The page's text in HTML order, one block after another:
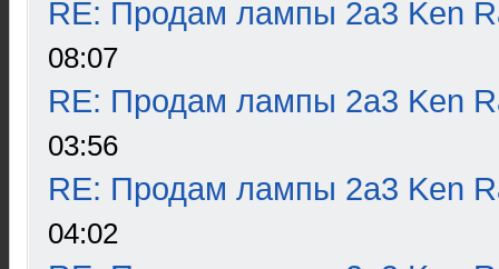
RE: Продам лампы 2а3 Ken
08:07
RE: Продам лампы 2а3 Ken
03:56
RE: Продам лампы 2а3 Ken
04:02